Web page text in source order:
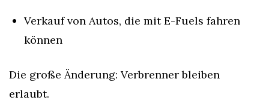
Verkauf von Autos, die mit E-Fuels fahren
können
Die große Änderung: Verbrenner bleiben
erlaubt.